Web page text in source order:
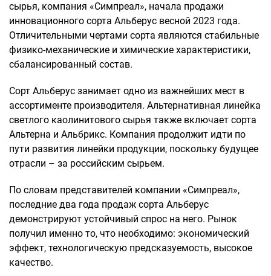
сырья, компания «Симпреал», начала продажи
инновационного сорта Альберус весной 2023 года.
Отличительными чертами сорта являются стабильные
физико-механические и химические характеристики,
сбалансированный состав.
Сорт Альберус занимает одно из важнейших мест в
ассортименте производителя. Альтернативная линейка
светлого каолинитового сырья также включает сорта
Альтерна и Альбрикс. Компания продолжит идти по
пути развития линейки продукции, поскольку будущее
отрасли – за российским сырьем.
По словам представителей компании «Симпреал»,
последние два года продаж сорта Альберус
демонстрируют устойчивый спрос на него. Рынок
получил именно то, что необходимо: экономический
эффект, технологическую предсказуемость, высокое
качество.